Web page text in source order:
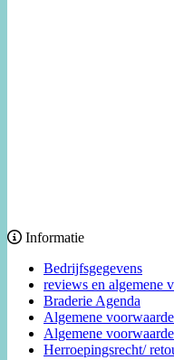
Informatie
Bedrijfsgegevens
reviews en algemene
Braderie Agenda
Algemene
Algemene
Herroepingsrecht/